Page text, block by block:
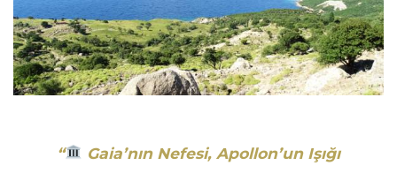
“ Gaia’nın Nefesi, Apollon’un Işığı